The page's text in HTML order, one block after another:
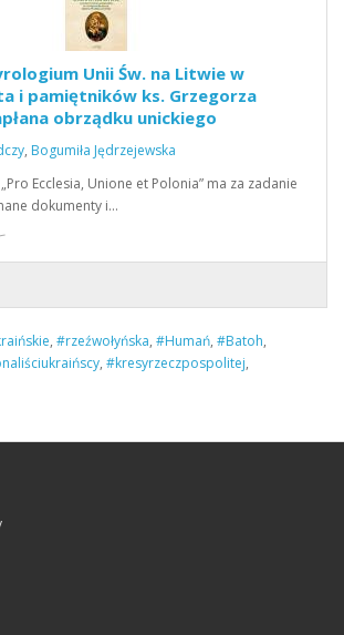
Unii Św. na Litwie w
i pamiętników ks. Grzegorza
obrządku unickiego
, Bogumiła Jędrzejewska
Ecclesia, Unione et Polonia” ma za zadanie
dokumenty i…
, #rzeźwołyńska, #Humań, #Batoh,
, #kresyrzeczpospolitej,